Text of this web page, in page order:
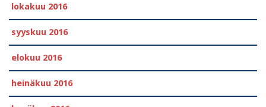
lokakuu 2016
syyskuu 2016
elokuu 2016
heinäkuu 2016